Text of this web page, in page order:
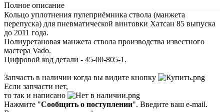
Полное описание
Кольцо уплотнения пулеприёмника ствола (манжета
перепуска) для пневматической винтовки Хатсан 85 выпуска
до 2011 года.
Полиуретановая манжета ствола производства известного
мастера Vado.
Цифровой код детали - 45-00-805-1.
Запчасть в наличии когда вы видите кнопку
Если запчасти нет,
то так и написано
Нажмите "Сообщить о поступлении". Введите ваш e-mail.